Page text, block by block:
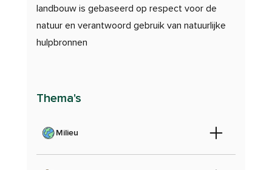
landbouw is gebaseerd op respect voor de
natuur en verantwoord gebruik van natuurlijke
hulpbronnen
Thema's
Milieu